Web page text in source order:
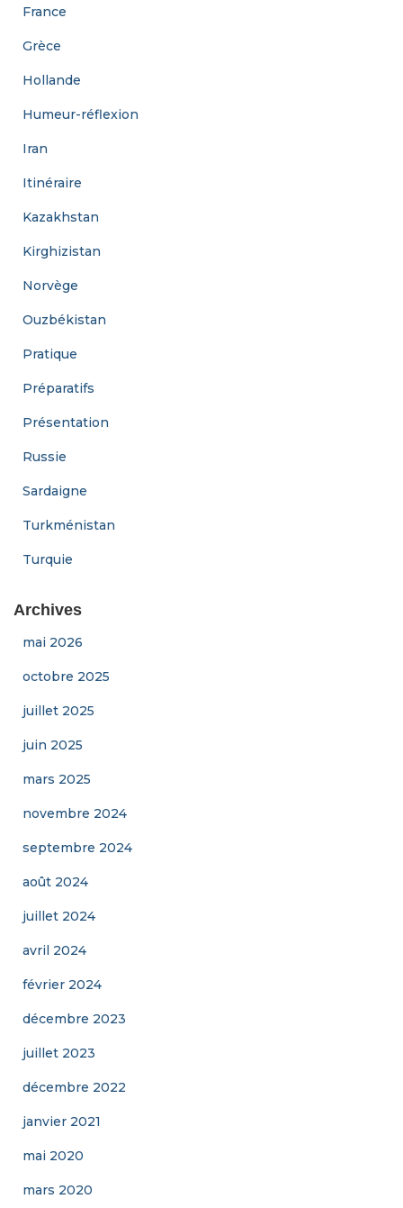
France
Grèce
Hollande
Humeur-réflexion
Iran
Itinéraire
Kazakhstan
Kirghizistan
Norvège
Ouzbékistan
Pratique
Préparatifs
Présentation
Russie
Sardaigne
Turkménistan
Turquie
Archives
mai 2026
octobre 2025
juillet 2025
juin 2025
mars 2025
novembre 2024
septembre 2024
août 2024
juillet 2024
avril 2024
février 2024
décembre 2023
juillet 2023
décembre 2022
janvier 2021
mai 2020
mars 2020